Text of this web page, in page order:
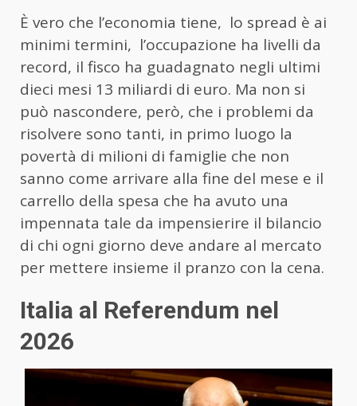
È vero che l’economia tiene, lo spread è ai
minimi termini, l’occupazione ha livelli da
record, il fisco ha guadagnato negli ultimi
dieci mesi 13 miliardi di euro. Ma non si
può nascondere, però, che i problemi da
risolvere sono tanti, in primo luogo la
povertà di milioni di famiglie che non
sanno come arrivare alla fine del mese e il
carrello della spesa che ha avuto una
impennata tale da impensierire il bilancio
di chi ogni giorno deve andare al mercato
per mettere insieme il pranzo con la cena.
Italia al Referendum nel
2026